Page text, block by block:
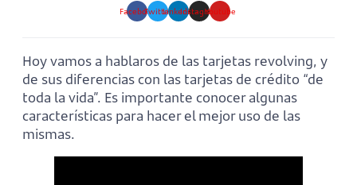
FacebookTwitterLinkedinInstagramYoutube
Hoy vamos a hablaros de las tarjetas revolving, y
de sus diferencias con las tarjetas de crédito “de
toda la vida”. Es importante conocer algunas
características para hacer el mejor uso de las
mismas.